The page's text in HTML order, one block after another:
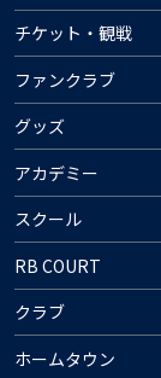
チケット・観戦
ファンクラブ
グッズ
アカデミー
スクール
RB COURT
クラブ
ホームタウン